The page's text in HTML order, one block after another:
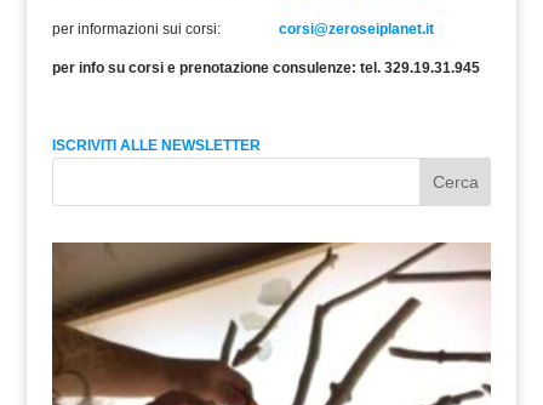
per informazioni sui corsi: corsi@zeroseiplanet.it
per info su corsi e prenotazione consulenze: tel. 329.19.31.945
ISCRIVITI ALLE NEWSLETTER
Cerca